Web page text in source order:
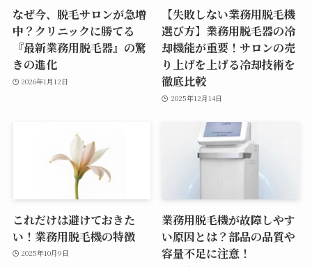
なぜ今、脱毛サロンが急増
中？クリニックに勝てる
『最新業務用脱毛器』の驚
きの進化
2026年1月12日
【失敗しない業務用脱毛機
選び方】業務用脱毛器の冷
却機能が重要！サロンの売
り上げを上げる冷却技術を
徹底比較
2025年12月14日
これだけは避けておきた
い！業務用脱毛機の特徴
2025年10月9日
業務用脱毛機が故障しやす
い原因とは？部品の品質や
容量不足に注意！